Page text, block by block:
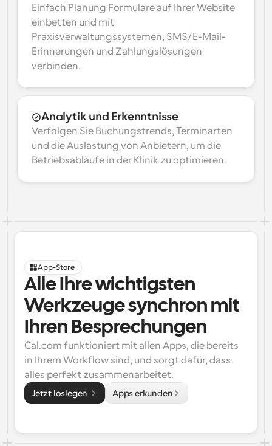
Einfach Planung Formulare auf Ihrer Website
einbetten und mit
Praxisverwaltungssystemen, SMS/E-Mail-
Erinnerungen und Zahlungslösungen
verbinden.
Analytik und Erkenntnisse
Verfolgen Sie Buchungstrends, Terminarten
und die Auslastung von Anbietern, um die
Betriebsabläufe in der Klinik zu optimieren.
App-Store
Alle Ihre wichtigsten
Werkzeuge synchron mit
Ihren Besprechungen
Cal.com funktioniert mit allen Apps, die bereits
in Ihrem Workflow sind, und sorgt dafür, dass
alles perfekt zusammenarbeitet.
Jetzt loslegen Apps erkunden